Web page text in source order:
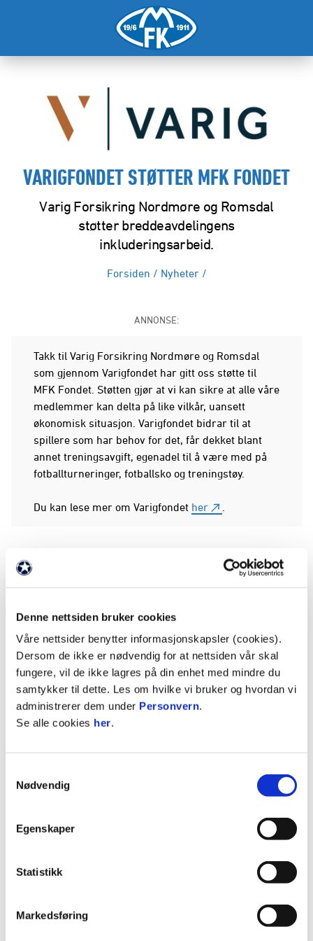
Denne nettsiden bruker cookies
Våre nettsider benytter informasjonskapsler (cookies).
Dersom de ikke er nødvendig for at nettsiden vår skal
fungere, vil de ikke lagres på din enhet med mindre du
samtykker til dette. Les om hvilke vi bruker og hvordan vi
administrerer dem under Personvern.
Se alle cookies her.
Nødvendig
Egenskaper
Statistikk
Markedsføring
VARIGFONDET STØTTER MFK FONDET
Varig Forsikring Nordmøre og Romsdal
støtter breddeavdelingens
inkluderingsarbeid.
Forsiden / Nyheter /
ANNONSE:
Takk til Varig Forsikring Nordmøre og Romsdal
som gjennom Varigfondet har gitt oss støtte til
MFK Fondet. Støtten gjør at vi kan sikre at alle våre
medlemmer kan delta på like vilkår, uansett
økonomisk situasjon. Varigfondet bidrar til at
spillere som har behov for det, får dekket blant
annet treningsavgift, egenadel til å være med på
fotballturneringer, fotballsko og treningstøy.
Du kan lese mer om Varigfondet her